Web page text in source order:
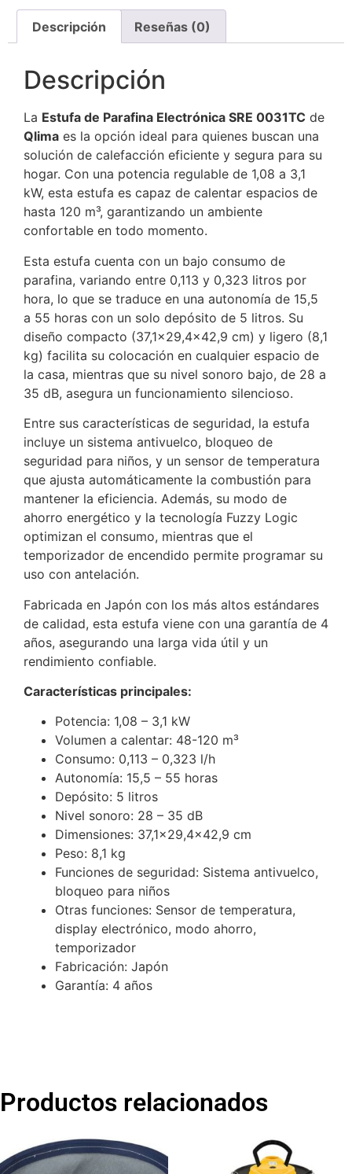
Descripción Reseñas (0)
Descripción
La Estufa de Parafina Electrónica SRE 0031TC de
Qlima es la opción ideal para quienes buscan una
solución de calefacción eficiente y segura para su
hogar. Con una potencia regulable de 1,08 a 3,1
kW, esta estufa es capaz de calentar espacios de
hasta 120 m³, garantizando un ambiente
confortable en todo momento.
Esta estufa cuenta con un bajo consumo de
parafina, variando entre 0,113 y 0,323 litros por
hora, lo que se traduce en una autonomía de 15,5
a 55 horas con un solo depósito de 5 litros. Su
diseño compacto (37,1×29,4×42,9 cm) y ligero (8,1
kg) facilita su colocación en cualquier espacio de
la casa, mientras que su nivel sonoro bajo, de 28 a
35 dB, asegura un funcionamiento silencioso.
Entre sus características de seguridad, la estufa
incluye un sistema antivuelco, bloqueo de
seguridad para niños, y un sensor de temperatura
que ajusta automáticamente la combustión para
mantener la eficiencia. Además, su modo de
ahorro energético y la tecnología Fuzzy Logic
optimizan el consumo, mientras que el
temporizador de encendido permite programar su
uso con antelación.
Fabricada en Japón con los más altos estándares
de calidad, esta estufa viene con una garantía de 4
años, asegurando una larga vida útil y un
rendimiento confiable.
Características principales:
Potencia: 1,08 – 3,1 kW
Volumen a calentar: 48-120 m³
Consumo: 0,113 – 0,323 l/h
Autonomía: 15,5 – 55 horas
Depósito: 5 litros
Nivel sonoro: 28 – 35 dB
Dimensiones: 37,1×29,4×42,9 cm
Peso: 8,1 kg
Funciones de seguridad: Sistema antivuelco,
bloqueo para niños
Otras funciones: Sensor de temperatura,
display electrónico, modo ahorro,
temporizador
Fabricación: Japón
Garantía: 4 años
Productos relacionados